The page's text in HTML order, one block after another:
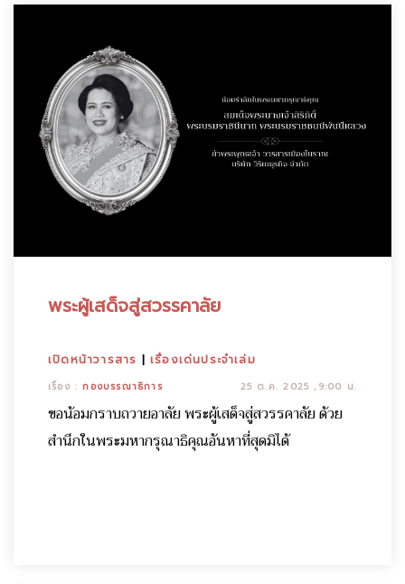
พระผู้เสด็จสู่สวรรคาลัย
เปิดหน้าวารสาร |เรื่องเด่นประจำเล่ม
เรื่อง :กองบรรณาธิการ 25 ต.ค. 2025 ,9:00 น.
ขอน้อมกราบถวายอาลัย พระผู้เสด็จสู่สวรรคาลัย ด้วย
สำนึกในพระมหากรุณาธิคุณอันหาที่สุดมิได้